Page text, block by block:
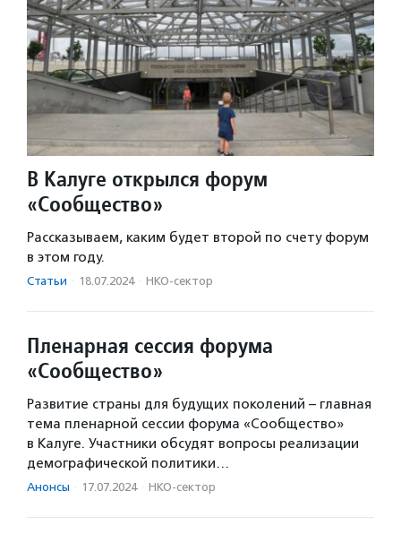
В Калуге открылся форум
«Сообщество»
Рассказываем, каким будет второй по счету форум
в этом году.
Статьи · 18.07.2024 · НКО-сектор
Пленарная сессия форума
«Сообщество»
Развитие страны для будущих поколений – главная
тема пленарной сессии форума «Сообщество»
в Калуге. Участники обсудят вопросы реализации
демографической политики…
Анонсы · 17.07.2024 · НКО-сектор